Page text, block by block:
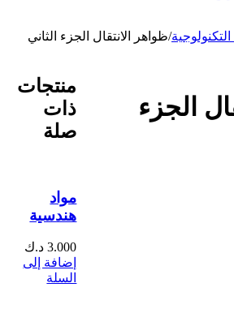
/ظواهر الانتقال الجزء الثاني
الجزء
منتجات
ذات
صلة
مواد
هندسية
3.000 د.ك
إضافة إلى
السلة